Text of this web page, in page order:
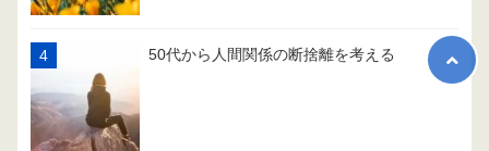
50代から人間関係の断捨離を考える